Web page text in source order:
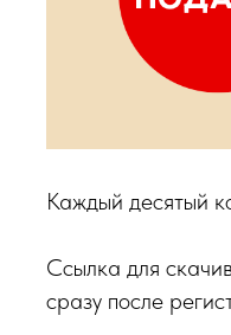
Каждый десятый
Ссылка для
сразу после